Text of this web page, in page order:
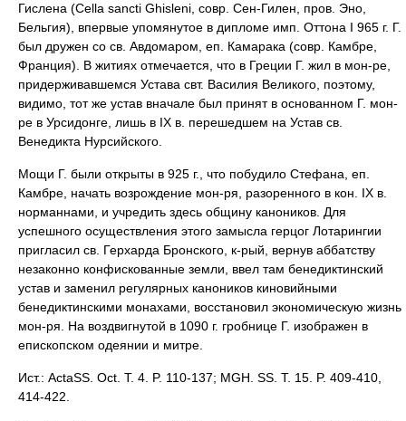
Гислена (Cella sancti Ghisleni, совр. Сен-Гилен, пров. Эно,
Бельгия), впервые упомянутое в дипломе имп. Оттона I 965 г. Г.
был дружен со св. Авдомаром, еп. Камарака (совр. Камбре,
Франция). В житиях отмечается, что в Греции Г. жил в мон-ре,
придерживавшемся Устава свт. Василия Великого, поэтому,
видимо, тот же устав вначале был принят в основанном Г. мон-
ре в Урсидонге, лишь в IX в. перешедшем на Устав св.
Венедикта Нурсийского.
Мощи Г. были открыты в 925 г., что побудило Стефана, еп.
Камбре, начать возрождение мон-ря, разоренного в кон. IX в.
норманнами, и учредить здесь общину каноников. Для
успешного осуществления этого замысла герцог Лотарингии
пригласил св. Герхарда Бронского, к-рый, вернув аббатству
незаконно конфискованные земли, ввел там бенедиктинский
устав и заменил регулярных каноников киновийными
бенедиктинскими монахами, восстановил экономическую жизнь
мон-ря. На воздвигнутой в 1090 г. гробнице Г. изображен в
епископском одеянии и митре.
Ист.: ActaSS. Oct. T. 4. P. 110-137; MGH. SS. T. 15. P. 409-410,
414-422.